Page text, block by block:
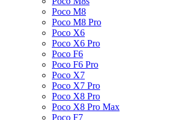
Poco M8
Poco M8 Pro
Poco X6
Poco X6 Pro
Poco F6
Poco F6 Pro
Poco X7
Poco X7 Pro
Poco X8 Pro
Poco X8 Pro Max
Poco F7